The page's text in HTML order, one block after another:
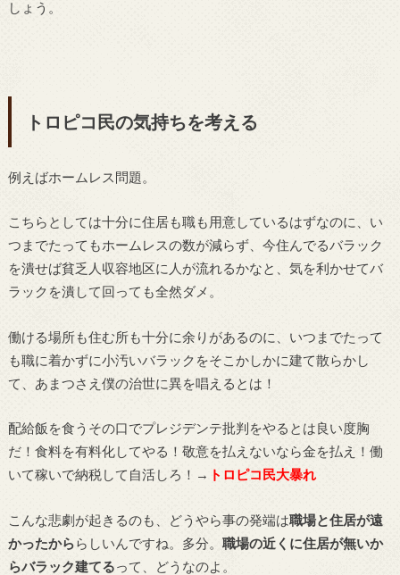
しょう。
トロピコ民の気持ちを考える
例えばホームレス問題。
こちらとしては十分に住居も職も用意しているはずなのに、い
つまでたってもホームレスの数が減らず、今住んでるバラック
を潰せば貧乏人収容地区に人が流れるかなと、気を利かせてバ
ラックを潰して回っても全然ダメ。
働ける場所も住む所も十分に余りがあるのに、いつまでたって
も職に着かずに小汚いバラックをそこかしかに建て散らかし
て、あまつさえ僕の治世に異を唱えるとは！
配給飯を食うその口でプレジデンテ批判をやるとは良い度胸
だ！食料を有料化してやる！敬意を払えないなら金を払え！働
いて稼いで納税して自活しろ！→ トロピコ民大暴れ
こんな悲劇が起きるのも、どうやら事の発端は職場と住居が遠
かったかららしいんですね。多分。 職場の近くに住居が無いか
らバラック建てるって、どうなのよ。